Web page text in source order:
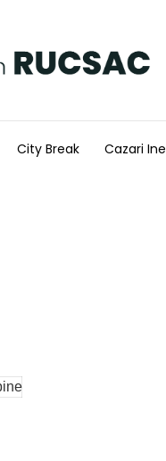
City Break Cazari